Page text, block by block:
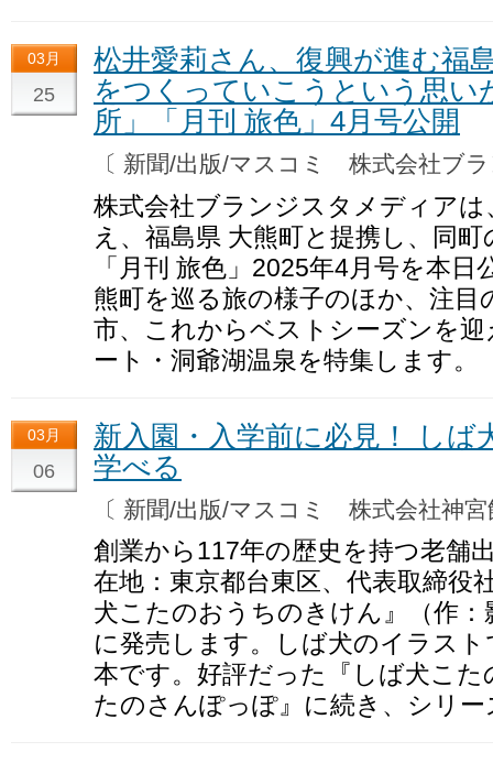
03月
25
松井愛莉さん、復興が進む福
をつくっていこうという思い
所」「月刊 旅色」4月号公開
〔 新聞/出版/マスコミ 株式会社ブ
株式会社ブランジスタメディア
え、福島県 大熊町と提携し、同
「月刊 旅色」2025年4月号を本
熊町を巡る旅の様子のほか、注
市、これからベストシーズンを
ート・洞爺湖温泉を特集します。
03月
06
新入園・入学前に必見！ しば
学べる
〔 新聞/出版/マスコミ 株式会社神
創業から117年の歴史を持つ老舗
在地：東京都台東区、代表取締役
犬こたのおうちのきけん』（作
に発売します。しば犬のイラス
本です。好評だった『しば犬こ
たのさんぽっぽ』に続き、シリ